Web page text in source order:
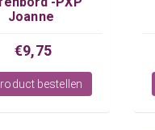
Joanne
€9,75
bestellen